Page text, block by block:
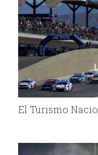
El Turismo